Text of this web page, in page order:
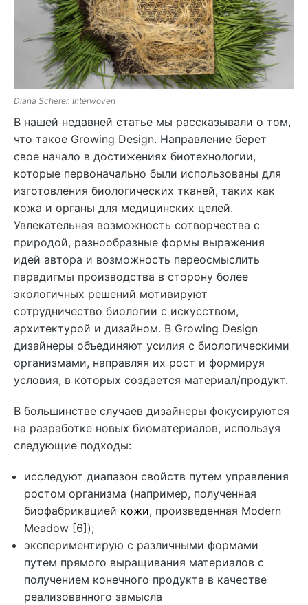
Diana Scherer. Interwoven
В нашей недавней статье мы рассказывали о том,
что такое Growing Design. Направление берет
свое начало в достижениях биотехнологии,
которые первоначально были использованы для
изготовления биологических тканей, таких как
кожа и органы для медицинских целей.
Увлекательная возможность сотворчества с
природой, разнообразные формы выражения
идей автора и возможность переосмыслить
парадигмы производства в сторону более
экологичных решений мотивируют
сотрудничество биологии с искусством,
архитектурой и дизайном. В Growing Design
дизайнеры объединяют усилия с биологическими
организмами, направляя их рост и формируя
условия, в которых создается материал/продукт.
В большинстве случаев дизайнеры фокусируются
на разработке новых биоматериалов, используя
следующие подходы:
исследуют диапазон свойств путем управления
ростом организма (например, полученная
биофабрикацией кожи, произведенная Modern
Meadow [6]);
экспериментирую с различными формами
путем прямого выращивания материалов с
получением конечного продукта в качестве
реализованного замысла